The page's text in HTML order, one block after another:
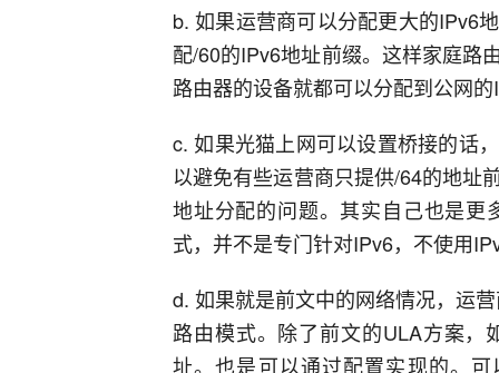
b. 如果运营商可以分配更大的IPv6
配/60的IPv6地址前缀。这样家庭路
路由器的设备就都可以分配到公网
c. 如果光猫上网可以设置桥接的话
以避免有些运营商只提供/64的地址
地址分配的问题。其实自己也是更
式，并不是专门针对IPv6，不使用
d. 如果就是前文中的网络情况，运
路由模式。除了前文的ULA方案，
址。也是可以通过配置实现的。